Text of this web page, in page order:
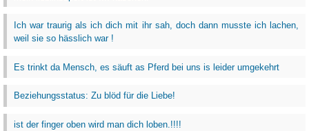
Ich war traurig als ich dich mit ihr sah, doch dann musste ich lachen,
weil sie so hässlich war !
Es trinkt da Mensch, es säuft as Pferd bei uns is leider umgekehrt
Beziehungsstatus: Zu blöd für die Liebe!
ist der finger oben wird man dich loben.!!!!